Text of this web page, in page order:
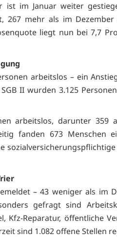
im Januar weiter
267 mehr als im
liegt nun bei 7,7
arbeitslos – ein
II wurden 3.125
arbeitslos, darunter 359
fanden 673 Menschen
– 43 weniger als im
gefragt sind
Kfz-Reparatur, öffentliche
sind 1.082 offene Stellen